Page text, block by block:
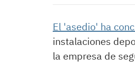
El 'asedio' ha
instalaciones
la empresa de